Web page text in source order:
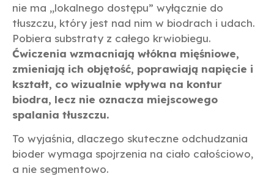
nie ma „lokalnego dostępu” wyłącznie do
tłuszczu, który jest nad nim w biodrach i udach.
Pobiera substraty z całego krwiobiegu.
Ćwiczenia wzmacniają włókna mięśniowe,
zmieniają ich objętość, poprawiają napięcie i
kształt, co wizualnie wpływa na kontur
biodra, lecz nie oznacza miejscowego
spalania tłuszczu.
To wyjaśnia, dlaczego skuteczne odchudzania
bioder wymaga spojrzenia na ciało całościowo,
a nie segmentowo.